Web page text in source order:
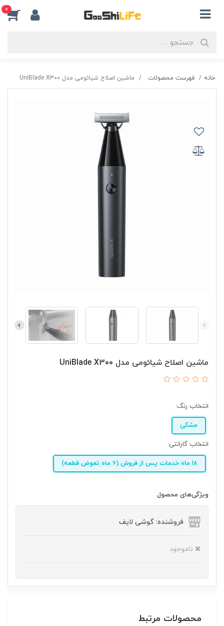
0
خانه فهرست محصولات ماشین اصلاح شیائومی مدل UniBlade X300
ماشین اصلاح شیائومی مدل UniBlade X300
انتخاب رنگ:
مشکی
انتخاب گارانتی:
18 ماه خدمات پس از فروش (6 ماه تعوض قطعه)
ویژگی‌های محصول
فروشنده: گوشی لایف
ناموجود
محصولات مرتبط